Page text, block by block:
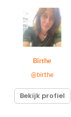
Birthe
@birthe
Bekijk profiel